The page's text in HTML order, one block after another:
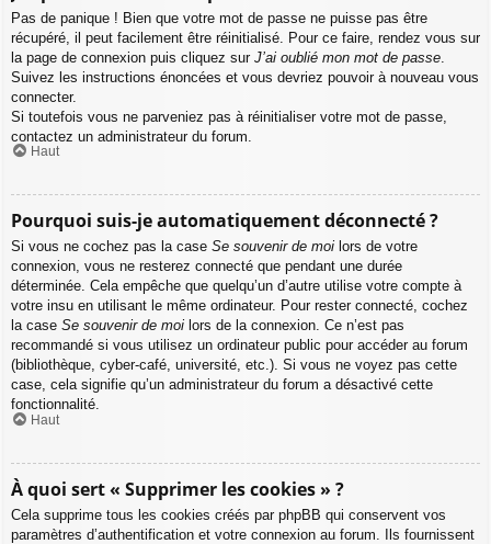
Pas de panique ! Bien que votre mot de passe ne puisse pas être
récupéré, il peut facilement être réinitialisé. Pour ce faire, rendez vous sur
la page de connexion puis cliquez sur J’ai oublié mon mot de passe
Suivez les instructions énoncées et vous devriez pouvoir à nouveau vous
connecter.
Si toutefois vous ne parveniez pas à réinitialiser votre mot de passe,
contactez un administrateur du forum.
Haut
Pourquoi suis-je automatiquement déconnecté ?
Si vous ne cochez pas la case Se souvenir de moi lors de votre
connexion, vous ne resterez connecté que pendant une durée
déterminée. Cela empêche que quelqu’un d’autre utilise votre compte à
votre insu en utilisant le même ordinateur. Pour rester connecté, cochez
la case Se souvenir de moi lors de la connexion. Ce n’est pas
recommandé si vous utilisez un ordinateur public pour accéder au forum
(bibliothèque, cyber-café, université, etc.). Si vous ne voyez pas cette
case, cela signifie qu’un administrateur du forum a désactivé cette
fonctionnalité.
Haut
À quoi sert « Supprimer les cookies » ?
Cela supprime tous les cookies créés par phpBB qui conservent vos
paramètres d’authentification et votre connexion au forum. Ils fournissent